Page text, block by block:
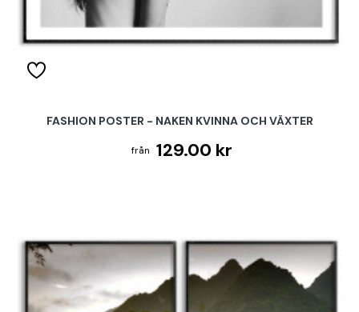
FASHION POSTER - NAKEN KVINNA OCH VÄXTER
129.00 kr